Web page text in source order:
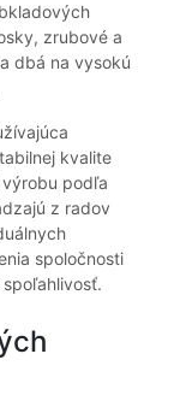
zrubové a
dbá na vysokú
kvalite
podľa
z radov
spoločnosti